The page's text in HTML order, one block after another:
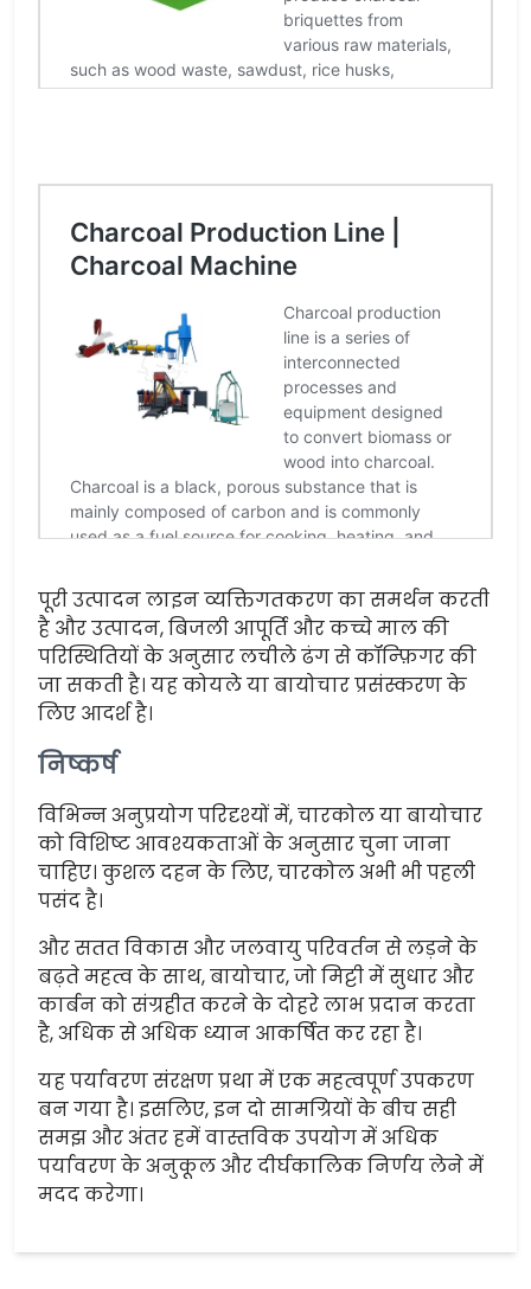
पूरी उत्पादन लाइन व्यक्तिगतकरण का समर्थन करती
है और उत्पादन, बिजली आपूर्ति और कच्चे माल की
परिस्थितियों के अनुसार लचीले ढंग से कॉन्फ़िगर की
जा सकती है। यह कोयले या बायोचार प्रसंस्करण के
लिए आदर्श है।
निष्कर्ष
विभिन्न अनुप्रयोग परिदृश्यों में, चारकोल या बायोचार
को विशिष्ट आवश्यकताओं के अनुसार चुना जाना
चाहिए। कुशल दहन के लिए, चारकोल अभी भी पहली
पसंद है।
और सतत विकास और जलवायु परिवर्तन से लड़ने के
बढ़ते महत्व के साथ, बायोचार, जो मिट्टी में सुधार और
कार्बन को संग्रहीत करने के दोहरे लाभ प्रदान करता
है, अधिक से अधिक ध्यान आकर्षित कर रहा है।
यह पर्यावरण संरक्षण प्रथा में एक महत्वपूर्ण उपकरण
बन गया है। इसलिए, इन दो सामग्रियों के बीच सही
समझ और अंतर हमें वास्तविक उपयोग में अधिक
पर्यावरण के अनुकूल और दीर्घकालिक निर्णय लेने में
मदद करेगा।